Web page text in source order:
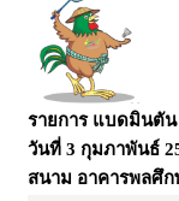
รายการ แบดมินตัน
วันที่ 3 กุมภาพันธ์
สนาม อาคารพลศึก